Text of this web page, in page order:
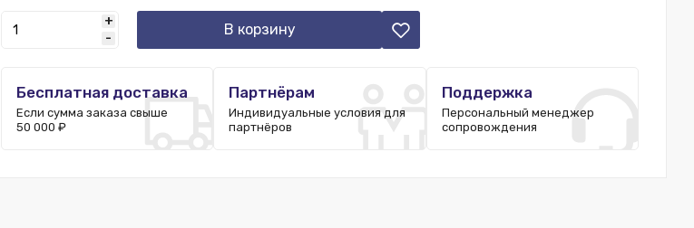
Москва:
Ростов-на-Дону:2 шт.
+
-
В корзину
Бесплатная доставка
Если сумма заказа свыше
50 000 ₽
Партнёрам
Индивидуальные условия для
партнёров
Поддержка
Персональный менеджер
сопровождения